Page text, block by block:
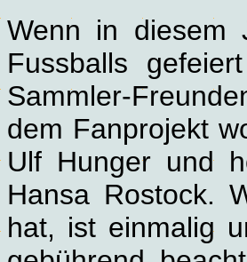
Wenn in diesem
Fussballs
Sammler-
dem Fanprojekt
Ulf Hunger und
Hansa Rostock.
hat, ist einmalig